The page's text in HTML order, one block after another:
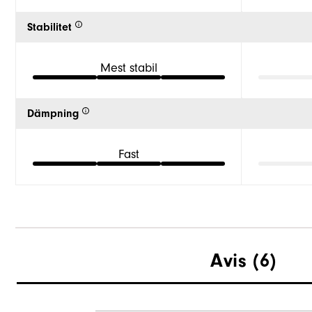
Stabilitet
Mest stabil
Dämpning
Fast
Avis (6)